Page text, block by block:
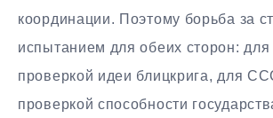
координации. Поэтому борьба за
испытанием для обеих сторон:
проверкой идеи блицкрига, для
проверкой способности